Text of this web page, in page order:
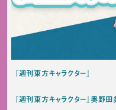
『週刊東方キャラクター』
『週刊東方キャラクター』奥野